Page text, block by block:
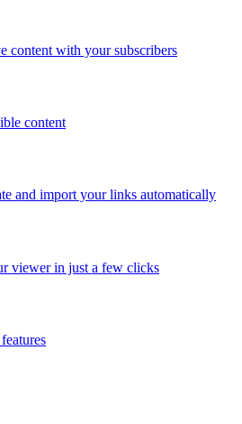
content with your subscribers
content
and import your links automatically
viewer in just a few clicks